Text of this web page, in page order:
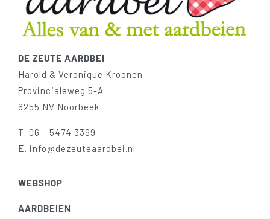
DE ZEUTE AARDBEI
Harold & Veronique Kroonen
Provincialeweg 5-A
6255 NV Noorbeek
T. 06 – 5474 3399
E. info@dezeuteaardbei.nl
WEBSHOP
AARDBEIEN